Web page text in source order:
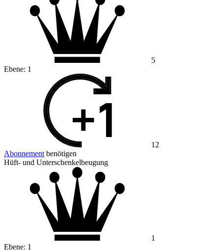
5
Ebene: 1
12
Abonnement benötigen
Hüft- und Unterschenkelbeugung
1
Ebene: 1